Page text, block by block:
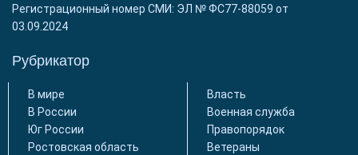
Регистрационный номер СМИ: ЭЛ № ФС77-88059 от
03.09.2024
Рубрикатор
В мире
В России
Юг России
Ростовская область
Власть
Военная служба
Правопорядок
Ветераны